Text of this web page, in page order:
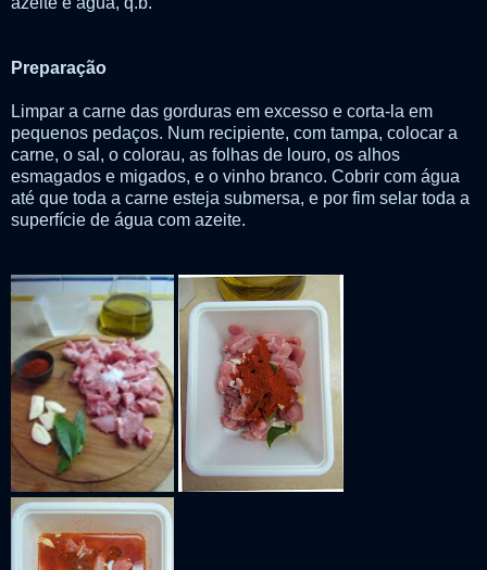
Preparação
Limpar a carne das gorduras em excesso e corta-la em
pequenos pedaços. Num recipiente, com tampa, colocar a
carne, o sal, o colorau, as folhas de louro, os alhos
esmagados e migados, e o vinho branco. Cobrir com água
até que toda a carne esteja submersa, e por fim selar toda a
superfície de água com azeite.